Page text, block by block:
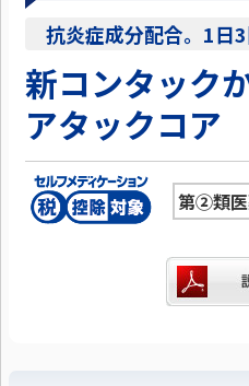
抗炎症成分配合。1日3
新コンタック
アタックコア
第②類